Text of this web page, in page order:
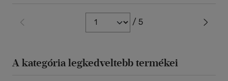
/ 5
A kategória legkedveltebb termékei